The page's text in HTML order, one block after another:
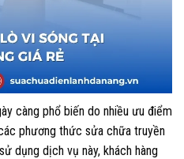
càng phổ biến do nhiều ưu điểm
phương thức sửa chữa truyền
dụng dịch vụ này, khách hàng